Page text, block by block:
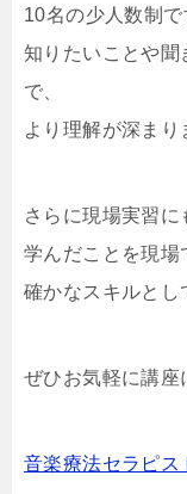
10名の少人数制で
知りたいことや聞
で、
より理解が深まり
さらに現場実習
学んだことを現場
確かなスキルとし
ぜひお気軽に講座
音楽療法セラピス